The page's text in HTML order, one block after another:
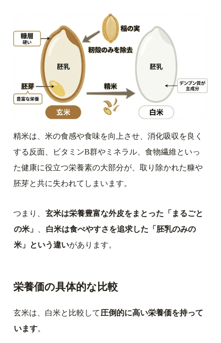
精米は、米の食感や食味を向上させ、消化吸収を良く
する反面、ビタミンB群やミネラル、食物繊維といっ
た健康に役立つ栄養素の大部分が、取り除かれた糠や
胚芽と共に失われてしまいます。
つまり、 玄米は栄養豊富な外皮をまとった「まるごと
の米」
白米は食べやすさを追求した「胚乳のみの
米」という違いがあります。
栄養価の具体的な比較
玄米は、白米と比較して 圧倒的に高い栄養価を持って
います。